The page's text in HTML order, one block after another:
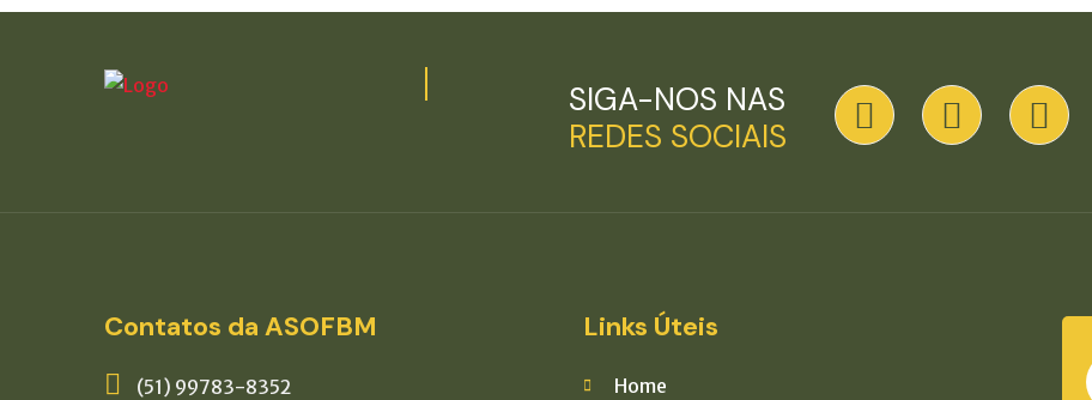
SIGA-NOS NAS
REDES SOCIAIS
Contatos da ASOFBM
(51) 99783-8352
Links Úteis
Home